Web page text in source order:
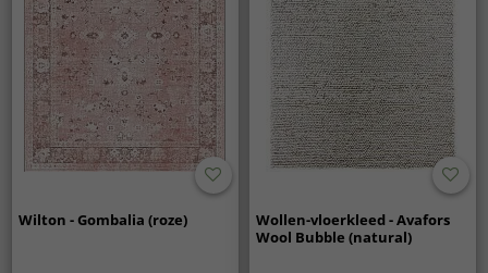
Wilton - Gombalia (roze)
Wollen-vloerkleed - Avafors
Wool Bubble (natural)